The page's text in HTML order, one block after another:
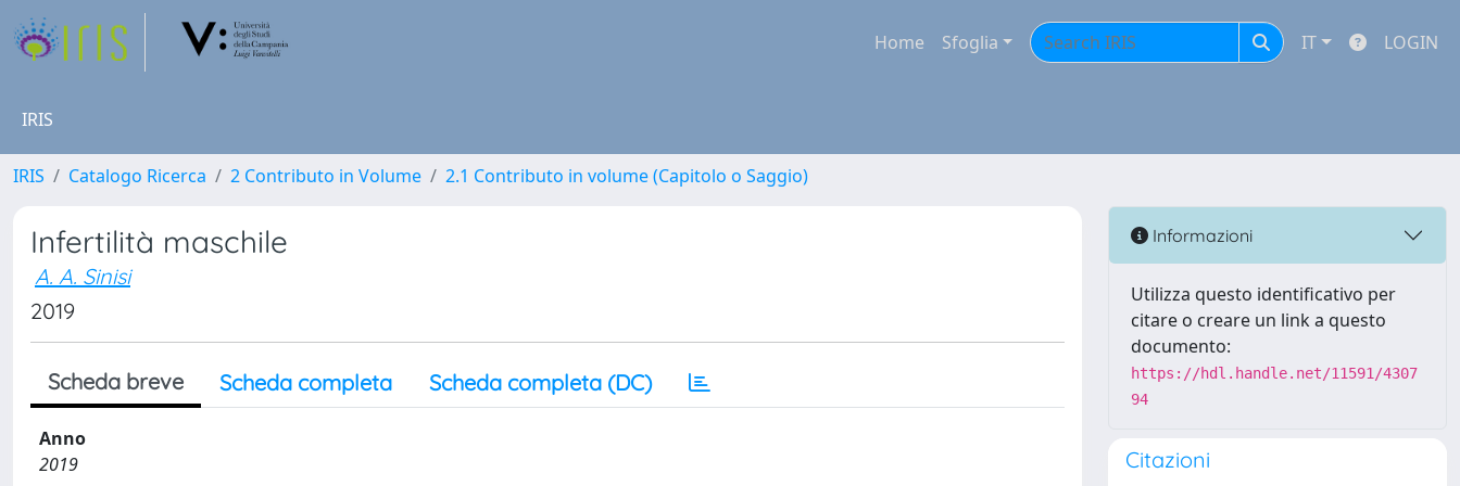
Home Sfoglia IT LOGIN
IRIS
IRIS Catalogo Ricerca 2 Contributo in Volume 2.1 Contributo in volume (Capitolo o Saggio)
Infertilità maschile
A. A. Sinisi
2019
Scheda breve Scheda completa Scheda completa (DC)
Anno
2019
Informazioni
Utilizza questo identificativo per
citare o creare un link a questo
documento:
https://hdl.handle.net/11591/4307
94
Citazioni